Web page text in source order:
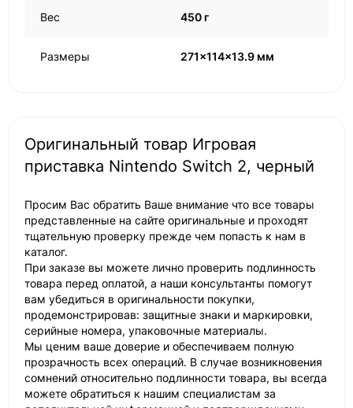
Вес 450 г
Размеры 271x114x13.9 мм
Оригинальный товар Игровая
приставка Nintendo Switch 2, черный
Просим Вас обратить Ваше внимание что все товары
представленные на сайте оригинальные и проходят
тщательную проверку прежде чем попасть к нам в
каталог.
При заказе вы можете лично проверить подлинность
товара перед оплатой, а наши консультанты помогут
вам убедиться в оригинальности покупки,
продемонстрировав: защитные знаки и маркировки,
серийные номера, упаковочные материалы.
Мы ценим ваше доверие и обеспечиваем полную
прозрачность всех операций. В случае возникновения
сомнений относительно подлинности товара, вы всегда
можете обратиться к нашим специалистам за